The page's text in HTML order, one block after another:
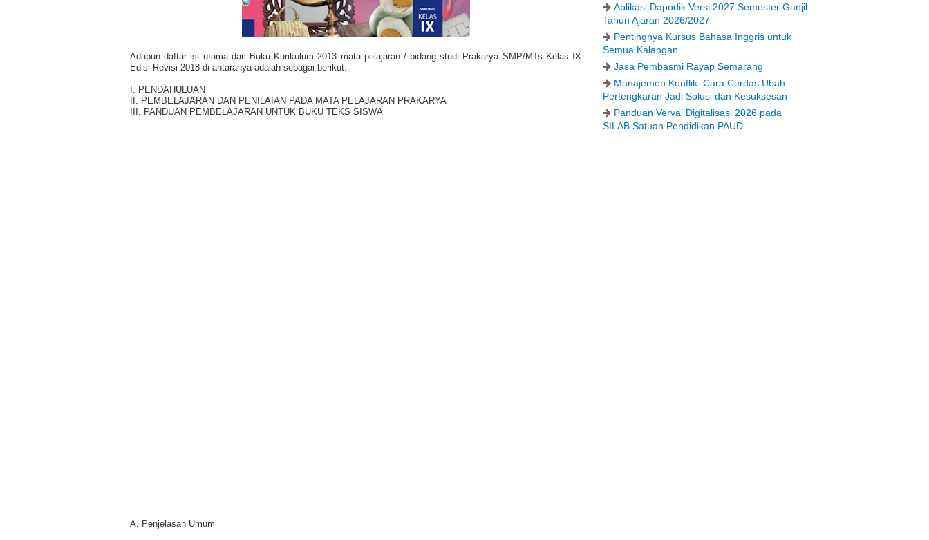
Adapun daftar isi utama dari Buku Kurikulum 2013 mata pelajaran / bidang studi Prakarya SMP/MTs Kelas IX
Edisi Revisi 2018 di antaranya adalah sebagai berikut:
I. PENDAHULUAN
II. PEMBELAJARAN DAN PENILAIAN PADA MATA PELAJARAN PRAKARYA
III. PANDUAN PEMBELAJARAN UNTUK BUKU TEKS SISWA
A. Penjelasan Umum
Aplikasi Dapodik Versi 2027 Semester Ganjil
Tahun Ajaran 2026/2027
Pentingnya Kursus Bahasa Inggris untuk
Semua Kalangan
Jasa Pembasmi Rayap Semarang
Manajemen Konflik: Cara Cerdas Ubah
Pertengkaran Jadi Solusi dan Kesuksesan
Panduan Verval Digitalisasi 2026 pada
SILAB Satuan Pendidikan PAUD